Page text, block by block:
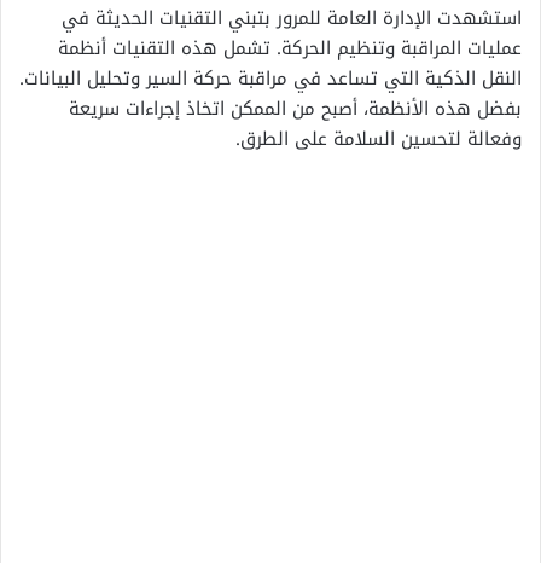
استشهدت الإدارة العامة للمرور بتبني التقنيات الحديثة في
عمليات المراقبة وتنظيم الحركة. تشمل هذه التقنيات أنظمة
النقل الذكية التي تساعد في مراقبة حركة السير وتحليل البيانات.
بفضل هذه الأنظمة، أصبح من الممكن اتخاذ إجراءات سريعة
وفعالة لتحسين السلامة على الطرق.